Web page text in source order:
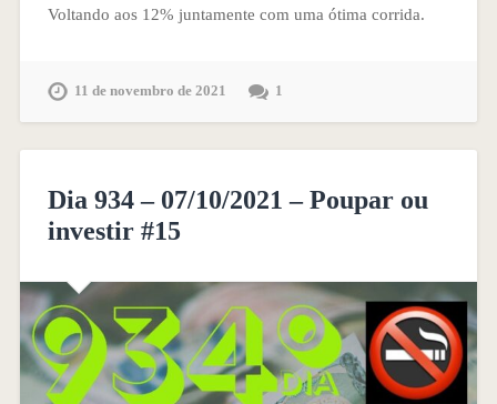
Voltando aos 12% juntamente com uma ótima corrida.
11 de novembro de 2021 1
Dia 934 – 07/10/2021 – Poupar ou
investir #15